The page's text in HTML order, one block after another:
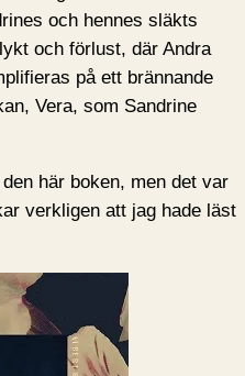
och hennes släkts
och förlust, där Andra
på ett brännande
Vera, som Sandrine
här boken, men det var
verkligen att jag hade läst